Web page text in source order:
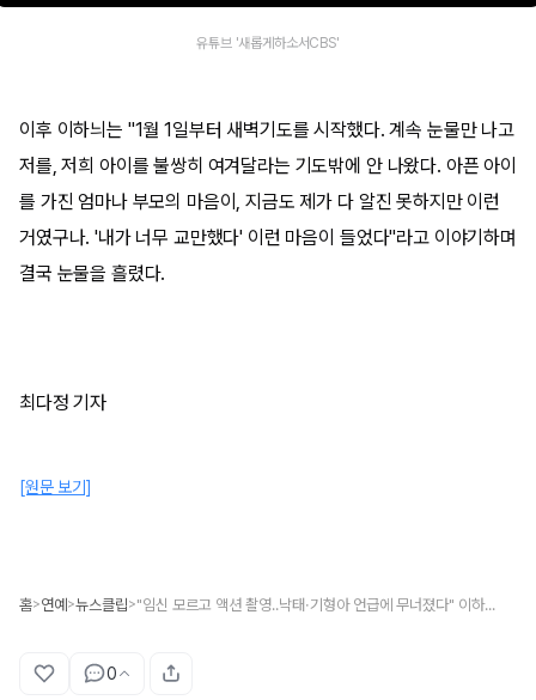
유튜브 '새롭게하소서CBS'
이후 이하늬는 "1월 1일부터 새벽기도를 시작했다. 계속 눈물만 나고
저를, 저희 아이를 불쌍히 여겨달라는 기도밖에 안 나왔다. 아픈 아이
를 가진 엄마나 부모의 마음이, 지금도 제가 다 알진 못하지만 이런
거였구나. '내가 너무 교만했다' 이런 마음이 들었다"라고 이야기하며
결국 눈물을 흘렸다.
최다정 기자
[원문 보기]
홈>연예 >뉴스클립> "임신 모르고 액션 촬영..낙태·기형아 언급에 무너졌다" 이하늬, 딸 임신 당시 기억 털어놓으며 눈물
0